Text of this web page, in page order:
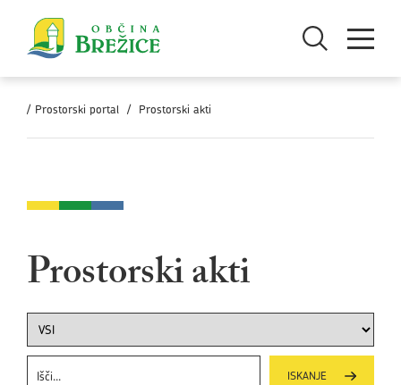
Odpri iskanjeOdpri meni
/ Prostorski portal / Prostorski akti
Prostorski akti
ISKANJE